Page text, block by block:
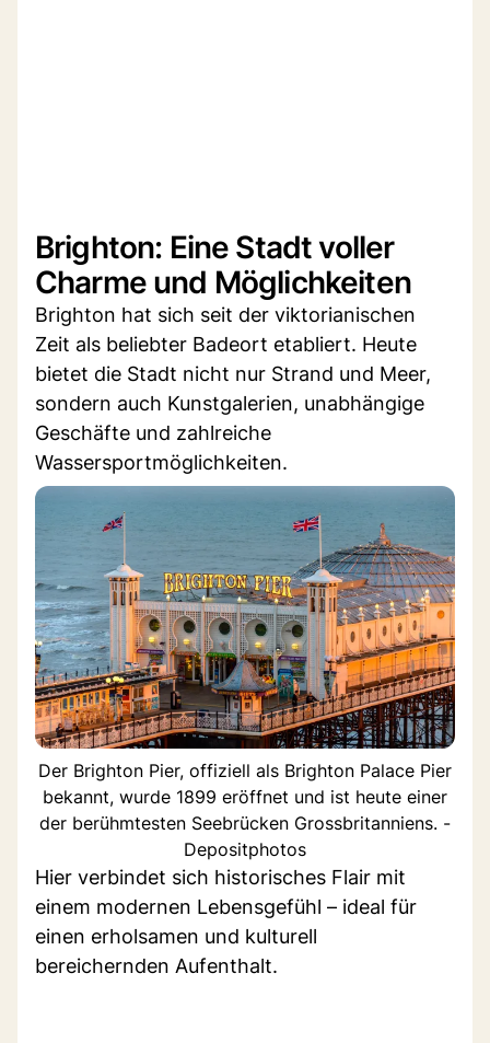
Brighton: Eine Stadt voller
Charme und Möglichkeiten
Brighton hat sich seit der viktorianischen
Zeit als beliebter Badeort etabliert. Heute
bietet die Stadt nicht nur Strand und Meer,
sondern auch Kunstgalerien, unabhängige
Geschäfte und zahlreiche
Wassersportmöglichkeiten.
Der Brighton Pier, offiziell als Brighton Palace Pier
bekannt, wurde 1899 eröffnet und ist heute einer
der berühmtesten Seebrücken Grossbritanniens. -
Depositphotos
Hier verbindet sich historisches Flair mit
einem modernen Lebensgefühl – ideal für
einen erholsamen und kulturell
bereichernden Aufenthalt.